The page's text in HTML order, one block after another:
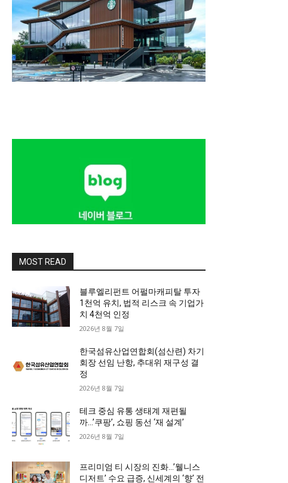
MOST READ
블루엘리펀트 어펄마캐피탈 투자
1천억 유치, 법적 리스크 속 기업가
치 4천억 인정
2026년 8월 7일
한국섬유산업연합회(섬산련) 차기
회장 선임 난항, 추대위 재구성 결
정
2026년 8월 7일
테크 중심 유통 생태계 재편될
까…’쿠팡’, 쇼핑 동선 ‘재 설계’
2026년 8월 7일
프리미엄 티 시장의 진화…’웰니스
디저트’ 수요 급증, 신세계의 ‘향’ 전